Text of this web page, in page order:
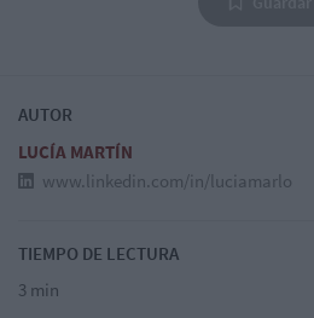
AUTOR
LUCÍA MARTÍN
www.linkedin.com/in/luciamarlo
TIEMPO DE LECTURA
3 min